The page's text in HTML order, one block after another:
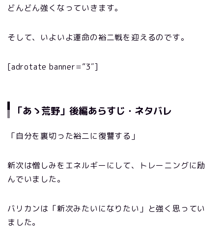
どんどん強くなっていきます。
そして、いよいよ運命の裕二戦を迎えるのです。
[adrotate banner=”3″]
「あゝ荒野」後編あらすじ・ネタバレ
「自分を裏切った裕二に復讐する」
新次は憎しみをエネルギーにして、トレーニングに励
んでいました。
バリカンは「新次みたいになりたい」と強く思ってい
ました。